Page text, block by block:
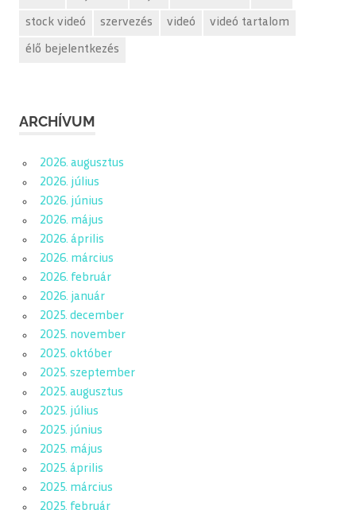
stock videó szervezés videó videó tartalom
élő bejelentkezés
ARCHÍVUM
2026. augusztus
2026. július
2026. június
2026. május
2026. április
2026. március
2026. február
2026. január
2025. december
2025. november
2025. október
2025. szeptember
2025. augusztus
2025. július
2025. június
2025. május
2025. április
2025. március
2025. február